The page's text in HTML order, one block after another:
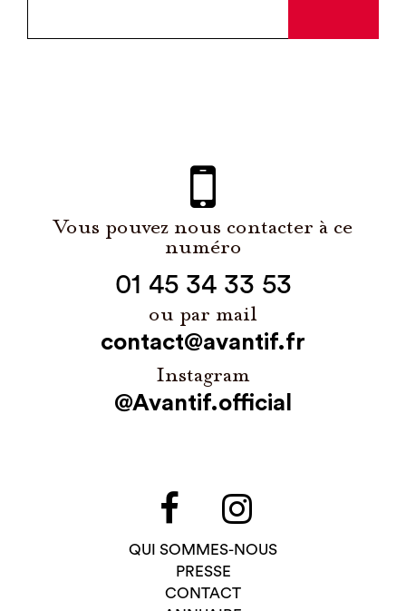
Vous pouvez nous contacter à ce
numéro
01 45 34 33 53
ou par mail
contact@avantif.fr
Instagram
@Avantif.official
QUI SOMMES-NOUS
PRESSE
CONTACT